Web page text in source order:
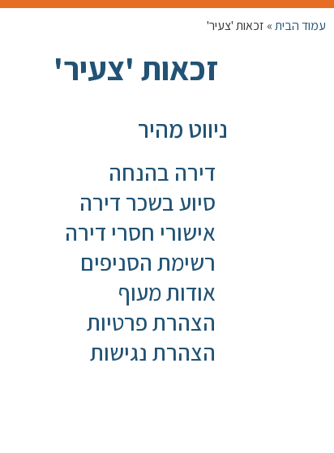
עמוד הבית» זכאות 'צעיר'
זכאות 'צעיר'
ניווט מהיר
דירה בהנחה
סיוע בשכר דירה
אישורי חסרי דירה
רשימת הסניפים
אודות מעוף
הצהרת פרטיות
הצהרת נגישות